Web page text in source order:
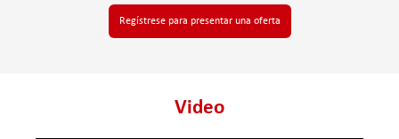
Regístrese para presentar una oferta
Video